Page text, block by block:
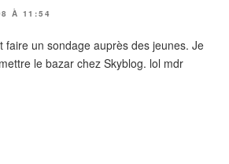
À 11:54
faire un sondage auprès des jeunes. Je
le bazar chez Skyblog. lol mdr